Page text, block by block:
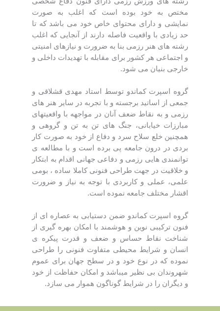
مختص به خود بوده است که اغلب به صورت
نمایشی و دارای محتوای خاص خود می باشد که تا
حد زیادی با واقعیت فاصله دارند از آنجایی که اغلب
رشته های هنر رزمی بنا به ضرورت و نیازهای امنیتی
و اجتماعی هر کشور برای مقابله با تهدیدات داخلی و
خارجی بنیان می شود.
گروه اسپرت کماندو توسط استاد مهدی قشلاقی و
جمعی از اساتید برجسته و با تجربه در سایر هنر های
رزمی و به نقاط ضعف آنان در مواجهه با واقعیتهای
مبارزات خیابانی، جنگ های تن به تن و گروهی و
همچنین خلع سلاح سرد و دفاع از خود به صورت کار
بردی در درون جامعه پی برده است و با مطالعه ی
توانمندی هایی رزمی و دفاعی جهانی اقدام به ابتکار
و خلاقیت در جهت طراحی فنونی کاملا ساده ، بومی
علمی، عملی و کاربردی با توجه به نیاز و ضرورت
اقشار مختلف جامعه نموده است.
گروه اسپرت کماندو ضمن دستیابی به عصاره ای از
فنون ترکیبی نوین و هوشمند با امکان بهره گیری از
شناخت نقاط حساس و ضعف و قدرت پیکره ی
انسان و شرایط محیطی متفاوت فنونی را طراحی
نموده که در نوع خود و در سطح جهان برای عموم
شهروندان بی نظیر میباشد و امکان حفاظت از خود
و دیگران را در شرایط گوناگون هموار می سازد.